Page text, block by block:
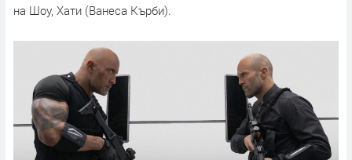
на Шоу, Хати (Ванеса Кърби).